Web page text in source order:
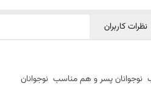
نظرات کاربران
پسر و هم مناسب نوجوانان